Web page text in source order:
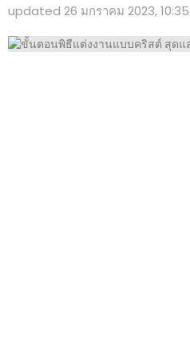
updated 26 มกราคม 2023, 10:35